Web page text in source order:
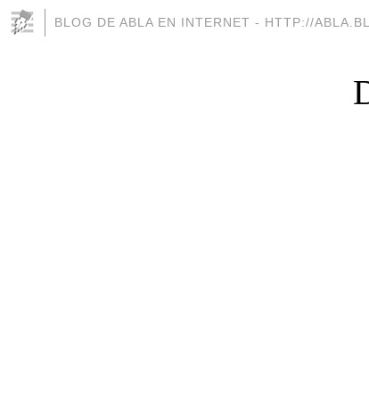
BLOG DE ABLA EN INTERNET - HTTP://